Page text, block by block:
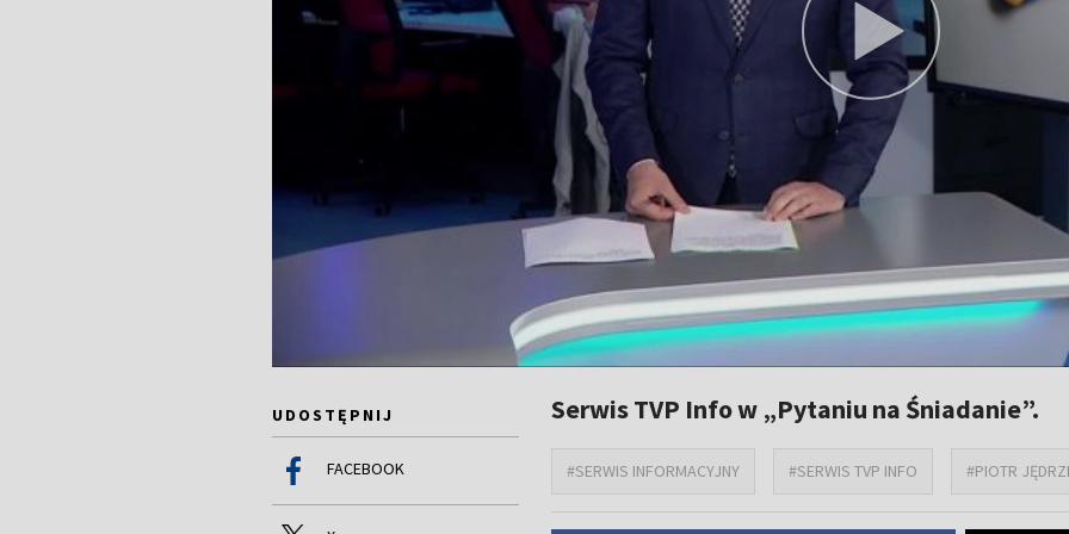
UDOSTĘPNIJ
FACEBOOK
Serwis TVP Info w „Pytaniu na Śniadanie”.
#SERWIS INFORMACYJNY #SERWIS TVP INFO #PIOTR